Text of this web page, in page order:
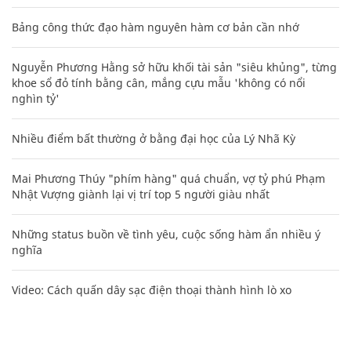
Bảng công thức đạo hàm nguyên hàm cơ bản cần nhớ
Nguyễn Phương Hằng sở hữu khối tài sản "siêu khủng", từng
khoe sổ đỏ tính bằng cân, mắng cựu mẫu 'không có nổi
nghìn tỷ'
Nhiều điểm bất thường ở bằng đại học của Lý Nhã Kỳ
Mai Phương Thúy "phím hàng" quá chuẩn, vợ tỷ phú Phạm
Nhật Vượng giành lại vị trí top 5 người giàu nhất
Những status buồn về tình yêu, cuộc sống hàm ẩn nhiều ý
nghĩa
Video: Cách quấn dây sạc điện thoại thành hình lò xo